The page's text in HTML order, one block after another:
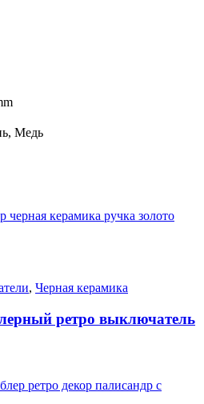
Медь
, Черная керамика
ретро выключатель